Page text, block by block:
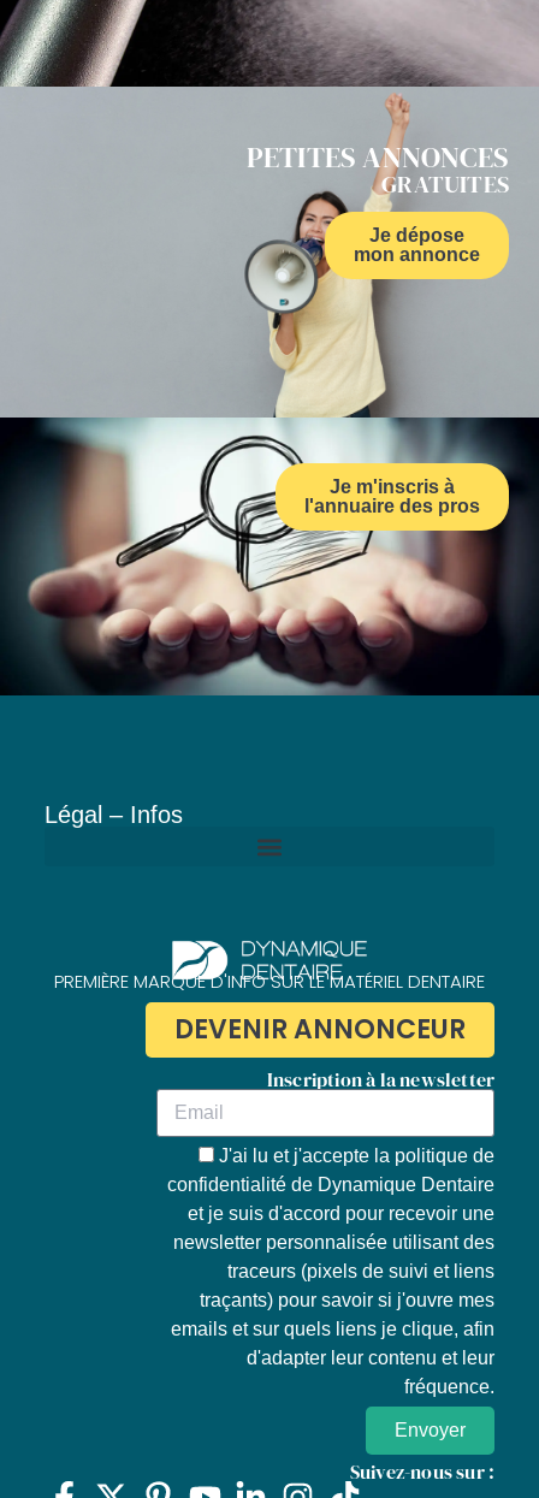
PETITES ANNONCES
GRATUITES
Je dépose
mon annonce
Je m'inscris à
l'annuaire des pros
Légal – Infos
PREMIÈRE MARQUE D'INFO SUR LE MATÉRIEL DENTAIRE
DEVENIR ANNONCEUR
Inscription à la newsletter
J'ai lu et j'accepte la politique de
confidentialité de Dynamique Dentaire
et je suis d'accord pour recevoir une
newsletter personnalisée utilisant des
traceurs (pixels de suivi et liens
traçants) pour savoir si j'ouvre mes
emails et sur quels liens je clique, afin
d'adapter leur contenu et leur
fréquence.
Envoyer
Suivez-nous sur :